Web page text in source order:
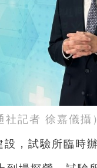
社記者 徐嘉儀
，試驗所臨時